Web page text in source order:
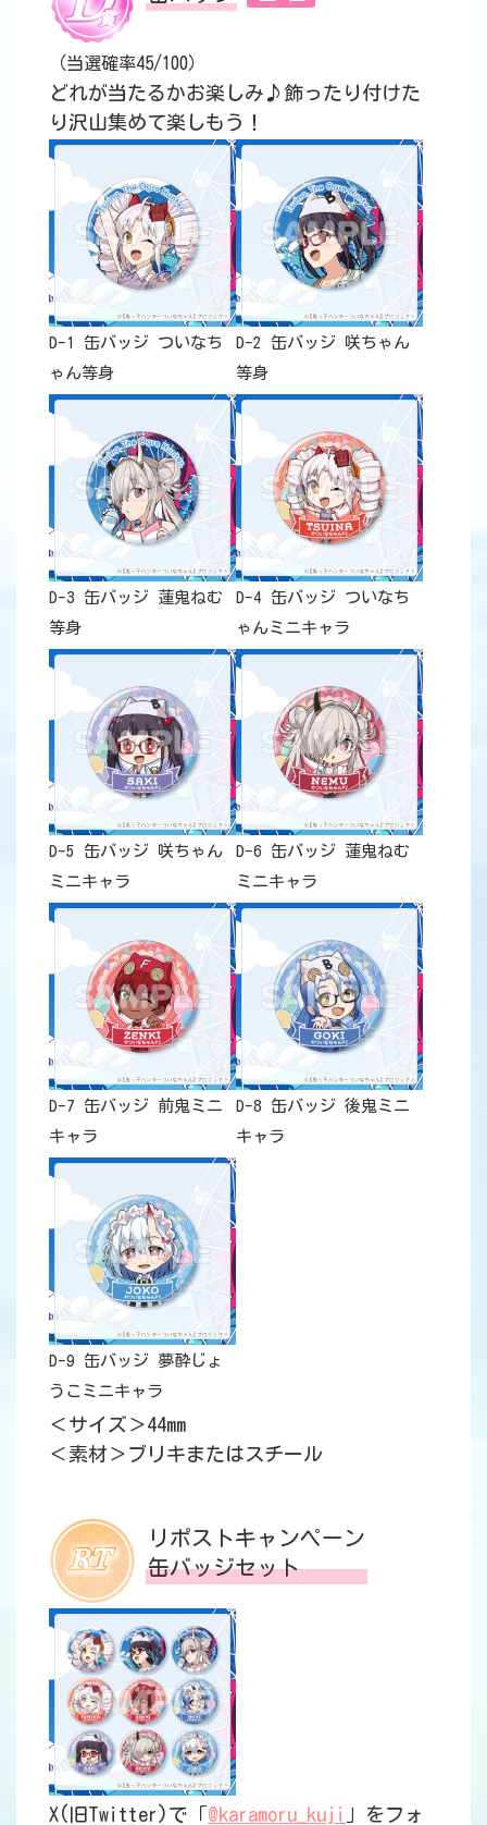
（当選確率45/100）
どれが当たるかお楽しみ♪飾ったり付けた
り沢山集めて楽しもう！
D-1 缶バッジ ついなち
ゃん等身
D-2 缶バッジ 咲ちゃん
等身
D-3 缶バッジ 蓮鬼ねむ
等身
D-4 缶バッジ ついなち
ゃんミニキャラ
D-5 缶バッジ 咲ちゃん
ミニキャラ
D-6 缶バッジ 蓮鬼ねむ
ミニキャラ
D-7 缶バッジ 前鬼ミニ
キャラ
D-8 缶バッジ 後鬼ミニ
キャラ
D-9 缶バッジ 夢酔じょ
うこミニキャラ
＜サイズ＞44mm
＜素材＞ブリキまたはスチール
リポストキャンペーン
缶バッジセット
X(旧Twitter)で「@karamoru_kuji 」をフォ